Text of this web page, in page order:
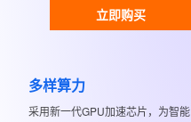
立即购买
多样算力
采用新一代GPU加速芯片，为智能